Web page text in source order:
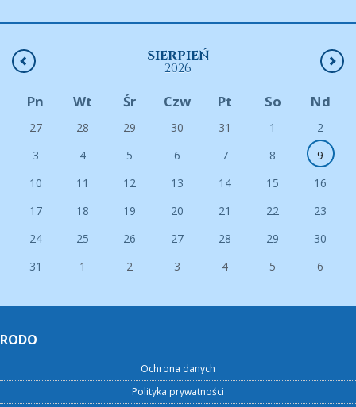
SIERPIEŃ
2026
Pn Wt Śr Czw Pt So Nd
27 28 29 30 31 1
2
3
4 5 6 7 8
9
10
11 12 13 14 15
16
17
18 19 20 21 22
23
24
25 26 27 28 29
30
31
1 2 3 4 5 6
RODO
Ochrona danych
Polityka prywatności